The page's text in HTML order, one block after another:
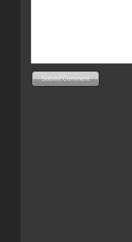
Submit Comment